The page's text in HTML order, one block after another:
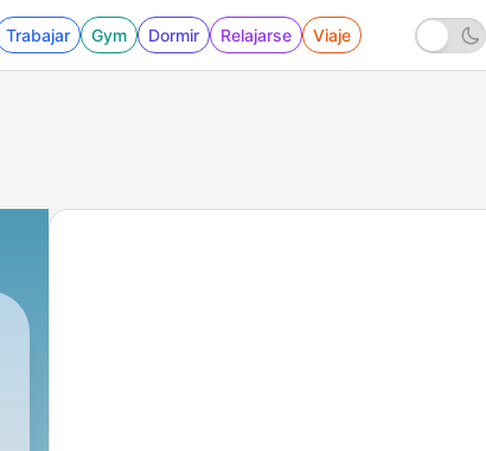
Trabajar Gym Dormir Relajarse Viaje